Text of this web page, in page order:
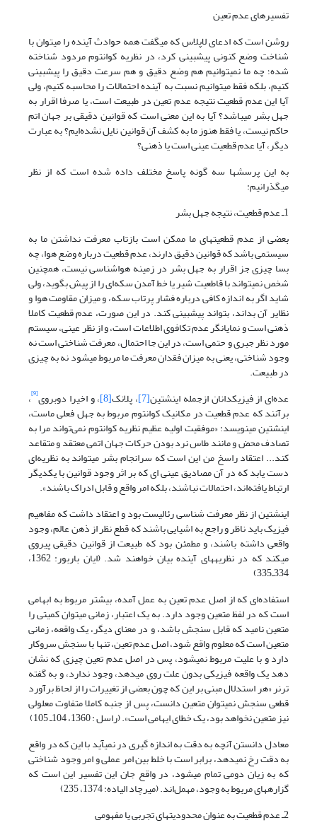
تفسیرهای عدم تعین
روشن است که ادعای لاپلاس که ‌‎می‎گفت همه حوادث آینده را می‎توان با
شناخت وضع کنونی‌ پیش‎بینی کرد، در نظریه کوانتوم مردود شناخته
شده؛ چه ما نمی‎توانیم هم وضع دقیق و هم سرعت دقیق را‌ پیش‎بینی
کنیم، بلکه فقط می‎توانیم نسبت به آینده احتمالات را محاسبه کنیم، ولی
آیا این عدم قطعیت نتیجه عدم تعین در طبیعت است، یا صرفا اقرار به
جهل بشر ‌‎می‎باشد؟ آیا به این معنی است که قوانین دقیقی بر جهان اتم
حاکم نیست، یا فقط هنوز ما به کشف آن قوانین نایل نشده‌ایم؟ به عبارت
دیگر، آیا عدم قطعیت عینی است یا ذهنی؟
به این پرسشها سه گونه پاسخ مختلف داده شده است که از نظر
1ـ عدم قطعیت، نتیجه جهل بشر
بعضی از عدم قطعیت‎های ما ممکن است بازتاب معرفت نداشتن ما به
سیستمی باشد که قوانین دقیق دارند، عدم قطعیت درباره وضع هوا، چه
بسا چیزی جز اقرار به جهل بشر در زمینه هواشناسی نیست، همچنین
شخص نمی‎تواند با قاطعیت شیر یا خط آمدن سکه‌ای را از پیش بگوید، ولی
شاید اگر به اندازه کافی درباره فشار پرتاب سکه، و میزان مقاومت هوا و
نظایر آن بداند، بتواند‌ پیش‎بینی کند. در این صورت، عدم قطعیت کاملا
ذهنی است و نمایانگر عدم تکافوی اطلاعات است، و از نظر عینی، سیستم
مورد نظر جبری و حتمی است، در این جا احتمال، معرفت شناختی است نه
وجود شناختی، یعنی به میزان فقدان معرفت ما مربوط ‌‎می‎شود نه به چیزی
در طبیعت.
عده‌ای از فیزیکدانان ازجمله اینشتین[7] ، پلانک[8] ، و اخیرا دوبروی[9] ،
برآنند که عدم قطعیت در مکانیک کوانتوم مربوط به جهل فعلی ماست،
اینشتین ‌‎می‎نویسد: «موفقیت اولیه عظیم نظریه کوانتوم نمی‌تواند مرا به
تصادف محض و مانند طاس نرد بودن حرکات جهان اتمی معتقد و متقاعد
کند... اعتقاد راسخ من این است که سرانجام بشر می‎تواند به نظریه‌ای
دست یابد که در آن مصادیق عینی ای که بر اثر وجود قوانین با یکدیگر
ارتباط یافته‌اند، احتمالات نباشند، بلکه امر واقع و قابل ادراک باشند».
اینشتین از نظر معرفت شناسی رئالیست بود و اعتقاد داشت که مفاهیم
فیزیک باید ناظر و راجع به اشیایی باشند که قطع نظر از ذهن عالم، وجود
واقعی داشته باشند، و مطمئن بود که طبیعت از قوانین دقیقی پیروی
می‎کند که در نظریه‎های آینده بیان خواهند شد. (ایان باربور: 1362،
334ـ335)
استفاده‌ای که از اصل عدم تعین به عمل آمده، بیشتر مربوط به ابهامی
است که در لفظ متعین وجود دارد. به یک اعتبار، زمانی می‎توان کمیتی را
متعین نامید که قابل سنجش باشد، و در معنای دیگر، یک واقعه، زمانی
متعین است که معلوم واقع شود، اصل عدم تعین، تنها با سنجش سروکار
دارد و با علیت مربوط نمی‎شود، پس در اصل عدم تعین چیزی که نشان
دهد یک واقعه فیزیکی بدون علت روی می‎دهد، وجود ندارد، و به گفته
ترنر «هر استدلال مبنی بر این که چون بعضی از تغییرات را از لحاظ برآورد
قطعی سنجش نمی‎توان متعین دانست، پس از جنبه کاملا متفاوت معلولی
نیز متعین نخواهد بود، یک خطای ایهامی است». (راسل : 1360، 104ـ 105)
معادل دانستن آنچه به دقت به اندازه گیری در نمی‎آید با این که در واقع
به دقت رخ نمی‎دهد، برابر است با خلط بین امر عملی و امر وجود شناختی
که به زیان دومی تمام ‌‎می‎شود، در واقع جان این تفسیر این است که
گزاره‎های مربوط به وجود، مهمل‌اند. (میرچاد الیاده: 1374، 235)
2ـ عدم قطعیت به عنوان محدودیت‎های تجربی یا مفهومی